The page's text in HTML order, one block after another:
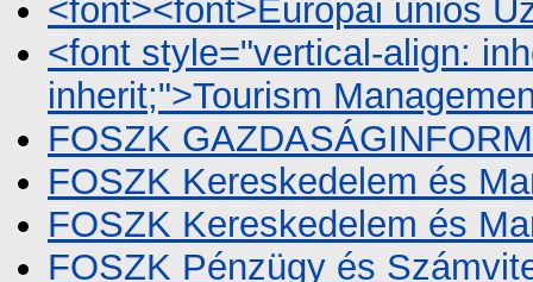
<font><font>Európai uniós
<font style="vertical-align:
inherit;">Tourism
FOSZK
FOSZK Kereskedelem és
FOSZK Kereskedelem és
FOSZK Pénzügy és